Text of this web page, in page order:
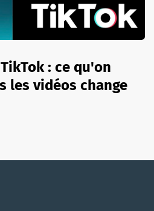
: ce qu'on
les vidéos change